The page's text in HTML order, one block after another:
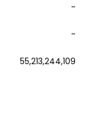
-
-
55,213,244,109